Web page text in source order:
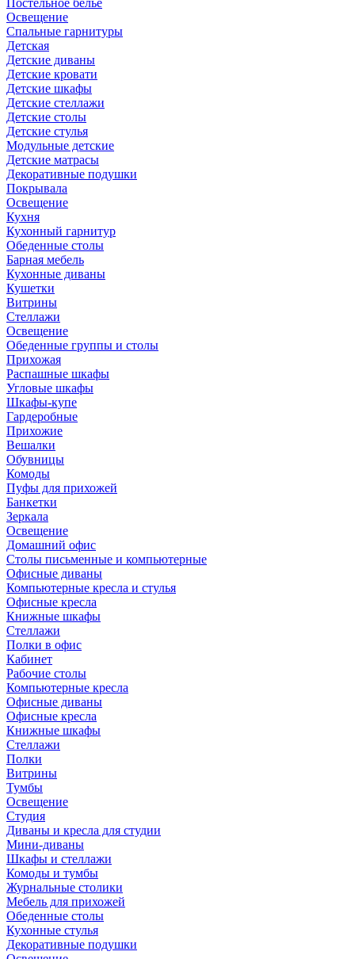
Постельное белье
Освещение
Спальные гарнитуры
Детская
Детские диваны
Детские кровати
Детские шкафы
Детские стеллажи
Детские столы
Детские стулья
Модульные детские
Детские матрасы
Декоративные подушки
Покрывала
Освещение
Кухня
Кухонный гарнитур
Обеденные столы
Барная мебель
Кухонные диваны
Кушетки
Витрины
Стеллажи
Освещение
Обеденные группы и столы
Прихожая
Распашные шкафы
Угловые шкафы
Шкафы-купе
Гардеробные
Прихожие
Вешалки
Обувницы
Комоды
Пуфы для прихожей
Банкетки
Зеркала
Освещение
Домашний офис
Столы письменные и компьютерные
Офисные диваны
Компьютерные кресла и стулья
Офисные кресла
Книжные шкафы
Стеллажи
Полки в офис
Кабинет
Рабочие столы
Компьютерные кресла
Офисные диваны
Офисные кресла
Книжные шкафы
Стеллажи
Полки
Витрины
Тумбы
Освещение
Студия
Диваны и кресла для студии
Мини-диваны
Шкафы и стеллажи
Комоды и тумбы
Журнальные столики
Мебель для прихожей
Обеденные столы
Кухонные стулья
Декоративные подушки